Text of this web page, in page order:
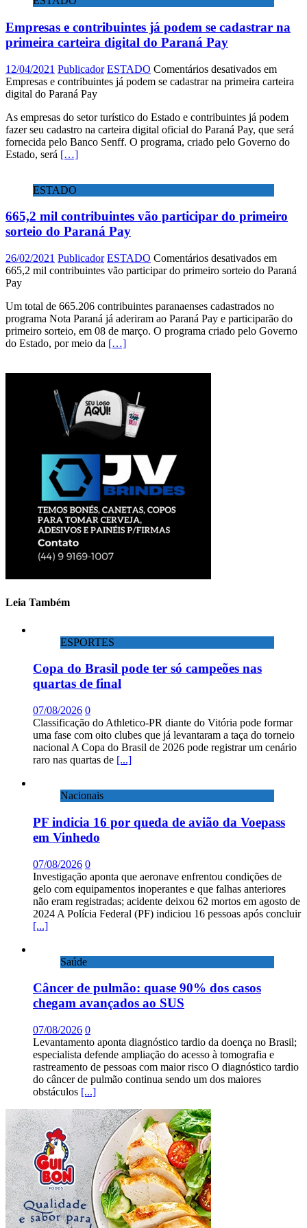
Empresas e contribuintes já podem se cadastrar na
primeira carteira digital do Paraná Pay
12/04/2021 Publicador ESTADO Comentários desativados em
Empresas e contribuintes já podem se cadastrar na primeira carteira
digital do Paraná Pay
As empresas do setor turístico do Estado e contribuintes já podem
fazer seu cadastro na carteira digital oficial do Paraná Pay, que será
fornecida pelo Banco Senff. O programa, criado pelo Governo do
Estado, será […]
ESTADO
665,2 mil contribuintes vão participar do primeiro
sorteio do Paraná Pay
26/02/2021 Publicador ESTADO Comentários desativados em
665,2 mil contribuintes vão participar do primeiro sorteio do Paraná
Pay
Um total de 665.206 contribuintes paranaenses cadastrados no
programa Nota Paraná já aderiram ao Paraná Pay e participarão do
primeiro sorteio, em 08 de março. O programa criado pelo Governo
do Estado, por meio da […]
Leia Também
ESPORTES
Copa do Brasil pode ter só campeões nas
quartas de final
07/08/2026 0
Classificação do Athletico-PR diante do Vitória pode formar
uma fase com oito clubes que já levantaram a taça do torneio
nacional A Copa do Brasil de 2026 pode registrar um cenário
raro nas quartas de [...]
Nacionais
PF indicia 16 por queda de avião da Voepass
em Vinhedo
07/08/2026 0
Investigação aponta que aeronave enfrentou condições de
gelo com equipamentos inoperantes e que falhas anteriores
não eram registradas; acidente deixou 62 mortos em agosto de
2024 A Polícia Federal (PF) indiciou 16 pessoas após concluir
[...]
Saúde
Câncer de pulmão: quase 90% dos casos
chegam avançados ao SUS
07/08/2026 0
Levantamento aponta diagnóstico tardio da doença no Brasil;
especialista defende ampliação do acesso à tomografia e
rastreamento de pessoas com maior risco O diagnóstico tardio
do câncer de pulmão continua sendo um dos maiores
obstáculos [...]